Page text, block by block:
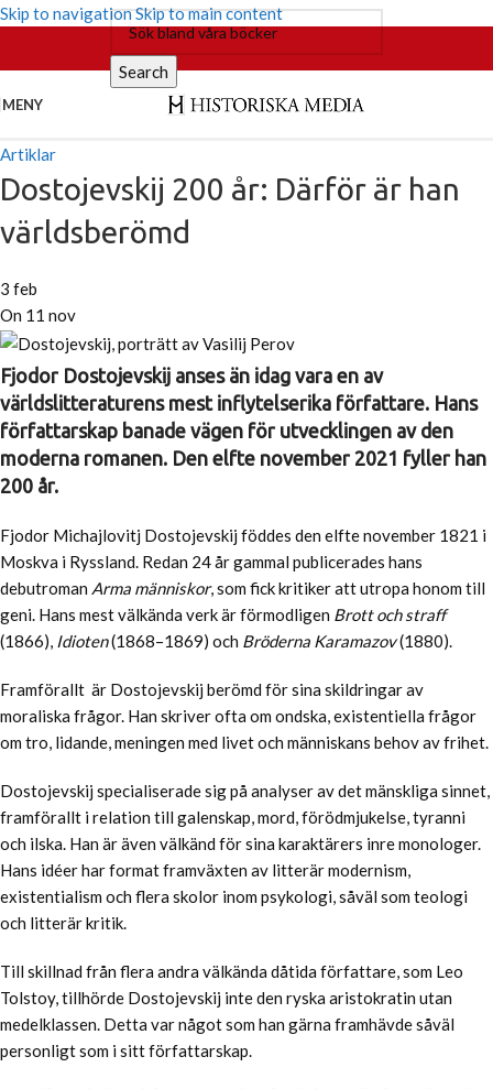
Skip to navigationSkip to main content
Search
MENY
Artiklar
Dostojevskij 200 år: Därför är han
världsberömd
3 feb
On 11 nov
Fjodor Dostojevskij anses än idag vara en av
världslitteraturens mest inflytelserika författare. Hans
författarskap banade vägen för utvecklingen av den
moderna romanen. Den elfte november 2021 fyller han
200 år.
Fjodor Michajlovitj Dostojevskij föddes den elfte november 1821 i
Moskva i Ryssland. Redan 24 år gammal publicerades hans
debutroman Arma människor, som fick kritiker att utropa honom till
geni. Hans mest välkända verk är förmodligen Brott och straff
(1866), Idioten(1868–1869) och Bröderna Karamazov(1880).
Framförallt är Dostojevskij berömd för sina skildringar av
moraliska frågor. Han skriver ofta om ondska, existentiella frågor
om tro, lidande, meningen med livet och människans behov av frihet.
Dostojevskij specialiserade sig på analyser av det mänskliga sinnet,
framförallt i relation till galenskap, mord, förödmjukelse, tyranni
och ilska. Han är även välkänd för sina karaktärers inre monologer.
Hans idéer har format framväxten av litterär modernism,
existentialism och flera skolor inom psykologi, såväl som teologi
och litterär kritik.
Till skillnad från flera andra välkända dåtida författare, som Leo
Tolstoy, tillhörde Dostojevskij inte den ryska aristokratin utan
medelklassen. Detta var något som han gärna framhävde såväl
personligt som i sitt författarskap.